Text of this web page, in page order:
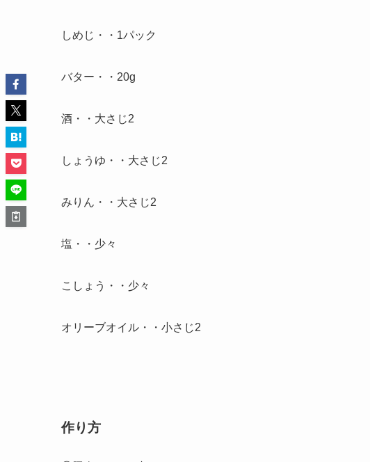
しめじ・・1パック
バター・・20g
酒・・大さじ2
しょうゆ・・大さじ2
みりん・・大さじ2
塩・・少々
こしょう・・少々
オリーブオイル・・小さじ2
作り方